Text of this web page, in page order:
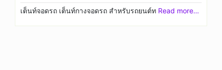
เต็นท์จอดรถ เต็นท์กางจอดรถ สำหรับรถยนต์ท Read more…